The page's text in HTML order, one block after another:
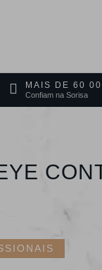
MAIS DE 60
Confiam na Sorisa